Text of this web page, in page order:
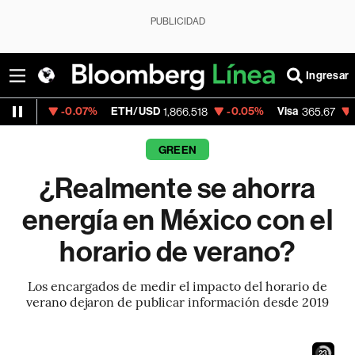
PUBLICIDAD
Ingresar
ETH/USD 1,866.518 -0.05% Visa 365.67 -0.13%
GREEN
¿Realmente se ahorra
energía en México con el
horario de verano?
Los encargados de medir el impacto del horario de
verano dejaron de publicar información desde 2019